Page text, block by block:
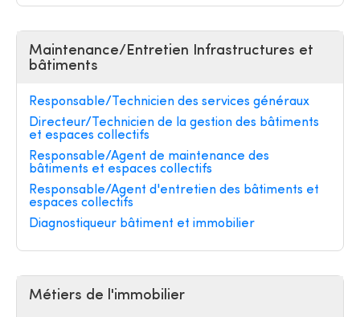
Maintenance/Entretien Infrastructures et
bâtiments
Responsable/Technicien des services généraux
Directeur/Technicien de la gestion des bâtiments
et espaces collectifs
Responsable/Agent de maintenance des
bâtiments et espaces collectifs
Responsable/Agent d'entretien des bâtiments et
espaces collectifs
Diagnostiqueur bâtiment et immobilier
Métiers de l'immobilier